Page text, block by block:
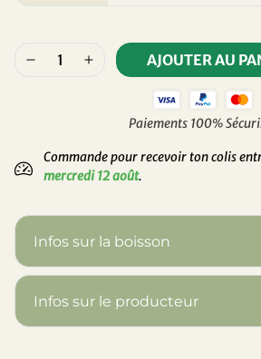
AJOUTER AU
Paiements 100%
Commande pour recevoir ton colis
mercredi 12 août.
Infos sur la boisson
Infos sur le producteur